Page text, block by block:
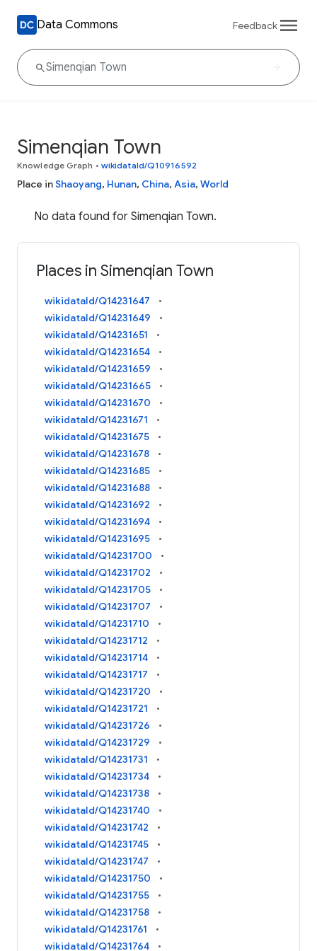
Data Commons Feedback
Simenqian Town
Knowledge Graph • wikidataId/Q10916592
Place inShaoyang, Hunan, China, Asia, World
No data found for Simenqian Town.
Places in Simenqian Town
wikidataId/Q14231647
wikidataId/Q14231649
wikidataId/Q14231651
wikidataId/Q14231654
wikidataId/Q14231659
wikidataId/Q14231665
wikidataId/Q14231670
wikidataId/Q14231671
wikidataId/Q14231675
wikidataId/Q14231678
wikidataId/Q14231685
wikidataId/Q14231688
wikidataId/Q14231692
wikidataId/Q14231694
wikidataId/Q14231695
wikidataId/Q14231700
wikidataId/Q14231702
wikidataId/Q14231705
wikidataId/Q14231707
wikidataId/Q14231710
wikidataId/Q14231712
wikidataId/Q14231714
wikidataId/Q14231717
wikidataId/Q14231720
wikidataId/Q14231721
wikidataId/Q14231726
wikidataId/Q14231729
wikidataId/Q14231731
wikidataId/Q14231734
wikidataId/Q14231738
wikidataId/Q14231740
wikidataId/Q14231742
wikidataId/Q14231745
wikidataId/Q14231747
wikidataId/Q14231750
wikidataId/Q14231755
wikidataId/Q14231758
wikidataId/Q14231761
wikidataId/Q14231764